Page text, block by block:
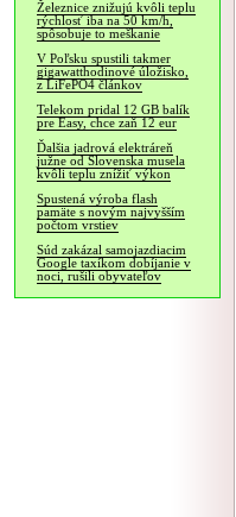
Železnice znižujú kvôli teplu
rýchlosť iba na 50 km/h,
spôsobuje to meškanie
V Poľsku spustili takmer
gigawatthodinové úložisko,
z LiFePO4 článkov
Telekom pridal 12 GB balík
pre Easy, chce zaň 12 eur
Ďalšia jadrová elektráreň
južne od Slovenska musela
kvôli teplu znížiť výkon
Spustená výroba flash
pamäte s novým najvyšším
počtom vrstiev
Súd zakázal samojazdiacim
Google taxíkom dobíjanie v
noci, rušili obyvateľov